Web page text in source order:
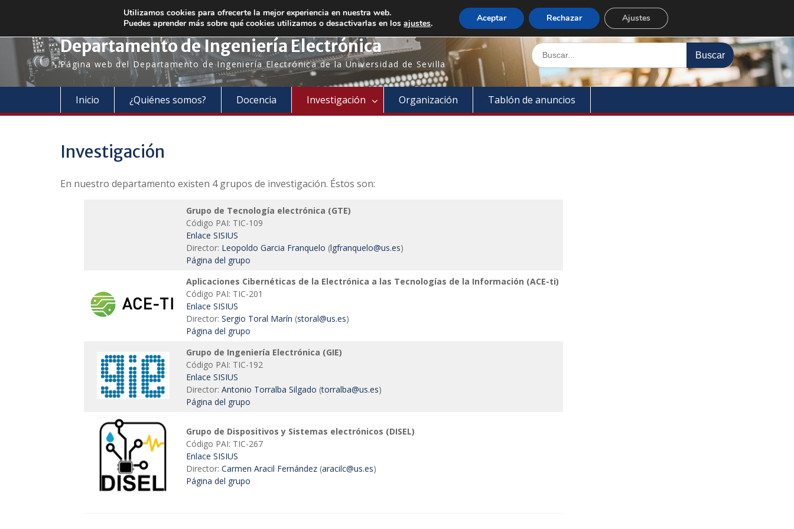
+34 954 48 73 72 electronica@us.es Bienvenido a nuestro departamento! Enlaces rápidos
Departamento de Ingeniería Electrónica
Página web del Departamento de Ingeniería Electrónica de la Universidad de Sevilla
Buscar:
Inicio ¿Quiénes somos? Docencia Investigación Organización Tablón de anuncios
Investigación
En nuestro departamento existen 4 grupos de investigación. Éstos son:
Grupo de Tecnología electrónica (GTE)
Código PAI: TIC-109
Enlace SISIUS
Director: Leopoldo Garcia Franquelo (lgfranquelo@us.es)
Página del grupo
Aplicaciones Cibernéticas de la Electrónica a las Tecnologías de la Información (ACE-ti)
Código PAI: TIC-201
Enlace SISIUS
Director: Sergio Toral Marín (storal@us.es)
Página del grupo
Grupo de Ingeniería Electrónica (GIE)
Código PAI: TIC-192
Enlace SISIUS
Director: Antonio Torralba Silgado (torralba@us.es)
Página del grupo
Grupo de Dispositivos y Sistemas electrónicos (DISEL)
Código PAI: TIC-267
Enlace SISIUS
Director: Carmen Aracil Fernández (aracilc@us.es)
Página del grupo
Utilizamos cookies para ofrecerte la mejor experiencia en nuestra web.
Puedes aprender más sobre qué cookies utilizamos o desactivarlas en losajustes. Aceptar Rechazar Ajustes